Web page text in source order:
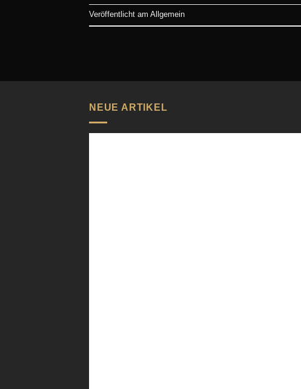
Veröffentlicht am Allgemein
NEUE ARTIKEL